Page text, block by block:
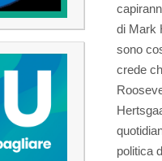
di Mark
sono
crede
politica